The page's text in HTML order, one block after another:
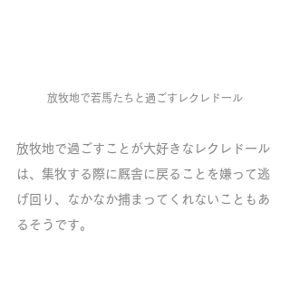
放牧地で若馬たちと過ごすレクレドール
放牧地で過ごすことが大好きなレクレドール
は、集牧する際に厩舎に戻ることを嫌って逃
げ回り、なかなか捕まってくれないこともあ
るそうです。